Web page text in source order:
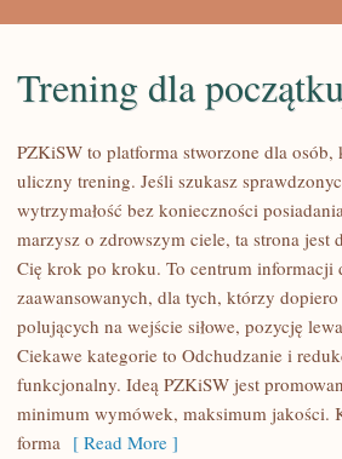
TRENING
POCZĄTKUJĄCYCH
Trening dla
PZKiSW to platforma stworzone dla
uliczny trening. Jeśli szukasz
wytrzymałość bez konieczności
marzysz o zdrowszym ciele, ta strona jest
Cię krok po kroku. To centrum informacji
zaawansowanych, dla tych, którzy
polujących na wejście siłowe, pozycję
Ciekawe kategorie to Odchudzanie i
funkcjonalny. Ideą PZKiSW jest
minimum wymówek, maksimum jakości.
forma [ Read More ]